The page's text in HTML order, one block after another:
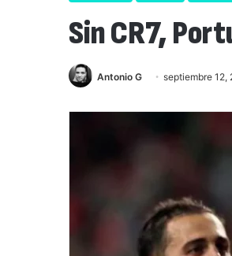
Sin CR7,
Antonio G septiembre 12,